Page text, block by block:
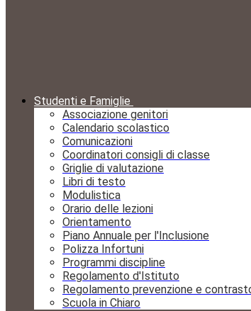
Studenti e Famiglie
Associazione genitori
Calendario scolastico
Comunicazioni
Coordinatori consigli di classe
Griglie di valutazione
Libri di testo
Modulistica
Orario delle lezioni
Orientamento
Piano Annuale per l'Inclusione
Polizza Infortuni
Programmi discipline
Regolamento d'Istituto
Regolamento prevenzione e
Scuola in Chiaro